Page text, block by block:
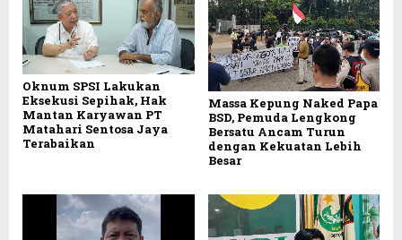
Oknum SPSI Lakukan
Eksekusi Sepihak, Hak
Mantan Karyawan PT
Matahari Sentosa Jaya
Terabaikan
Massa Kepung Naked Papa
BSD, Pemuda Lengkong
Bersatu Ancam Turun
dengan Kekuatan Lebih
Besar